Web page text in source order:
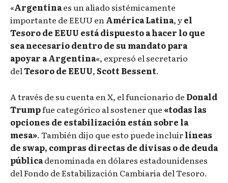
«Argentinaes un aliado sistémicamente
importante de EEUU en América Latina, yel
Tesoro de EEUU está dispuesto a hacer lo que
sea necesario dentro de su mandato para
apoyar a Argentina«, expresó el secretario
delTesoro de EEUU,Scott Bessent.
A través de su cuenta en X, el funcionario de Donald
Trumpfue categórico al sostener que «todas las
opciones de estabilización están sobre la
mesa». También dijo que esto puede incluirlíneas
de swap, compras directas de divisas o de deuda
públicadenominada en dólares estadounidenses
del Fondo de Estabilización Cambiaria del Tesoro.